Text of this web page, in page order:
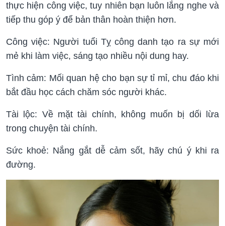
thực hiện công việc, tuy nhiên bạn luôn lắng nghe và
tiếp thu góp ý để bản thân hoàn thiện hơn.
Công việc: Người tuổi Tỵ công danh tạo ra sự mới
mẻ khi làm việc, sáng tạo nhiều nội dung hay.
Tình cảm: Mối quan hệ cho bạn sự tỉ mỉ, chu đáo khi
bắt đầu học cách chăm sóc người khác.
Tài lộc: Về mặt tài chính, không muốn bị dối lừa
trong chuyện tài chính.
Sức khoẻ: Nắng gắt dễ cảm sốt, hãy chú ý khi ra
đường.